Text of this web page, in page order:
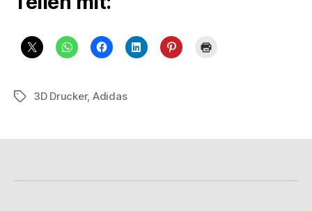
Schlagwörter
3D Drucker, Adidas